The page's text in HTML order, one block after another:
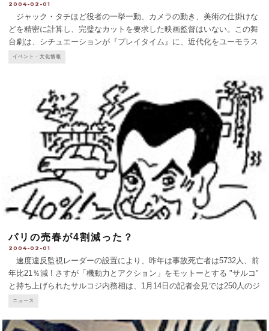
2004-02-01
ジャック・タチほど役者の一挙一動、カメラの動き、美術の仕掛けな
どを精密に計算し、完璧なカットを要求した映画監督はいない。この舞
台劇は、シチュエーションが『プレイタイム』に、近代化をユーモラス
に描いたところが『ぼくの叔父さん』に似ている。会話よりも物音や雑
イベント・文化情報
パリの売春が4割減った？
2004-02-01
速度違反監視レーダーの設置により、昨年は事故死亡者は5732人、前
年比21％減 ! さすが「機動力とアクション」をモットーとする "サルコ"
と持ち上げられたサルコジ内務相は、1月14日の記者会見では250人のジ
ャーナリストを前に、6年ぶりに犯罪件数が400万台を割り（3 974 694
ニュース